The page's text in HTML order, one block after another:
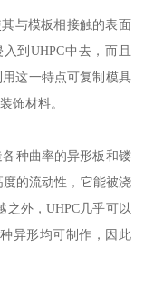
与模板相接触的表面
到UHPC中去，而且
这一特点可复制模具
饰材料。
种曲率的异形板和镂
的流动性，它能被浇
外，UHPC几乎可以
异形均可制作，因此